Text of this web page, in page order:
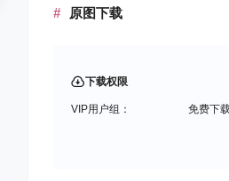
原图下载
下载权限
VIP用户组： 免费下